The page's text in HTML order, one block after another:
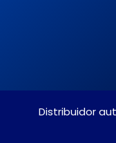
Distribuidor